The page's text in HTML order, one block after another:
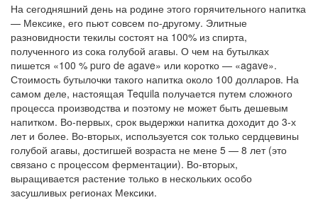
На сегодняшний день на родине этого горячительного напитка
— Мексике, его пьютсовсем по-другому. Элитные
разновидности текилы состоят на 100% из спирта,
полученного из сока голубой агавы. О чем на бутылках
пишется «100 % puro de agave» или коротко — «agave».
Стоимость бутылочки такого напитка около 100 долларов. На
самом деле, настоящая Tequila получается путем сложного
процесса производства и поэтому не может быть дешевым
напитком. Во-первых, срок выдержки напитка доходит до 3-х
лет и более. Во-вторых, используется сок только сердцевины
голубой агавы, достигшей возраста не мене 5 — 8 лет (это
связано с процессом ферментации). Во-вторых,
выращивается растение только в нескольких особо
засушливых регионах Мексики.